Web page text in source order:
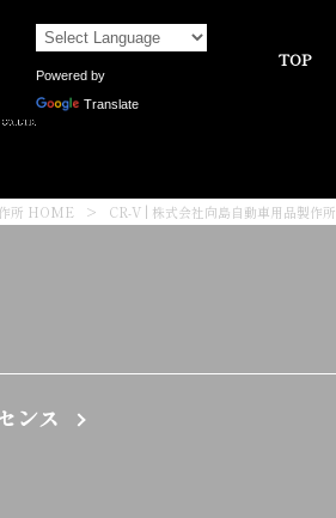
Powered by
Translate
TOP
所 HOME > CR-V | 株式会社向島自動車用品製作所
ンス